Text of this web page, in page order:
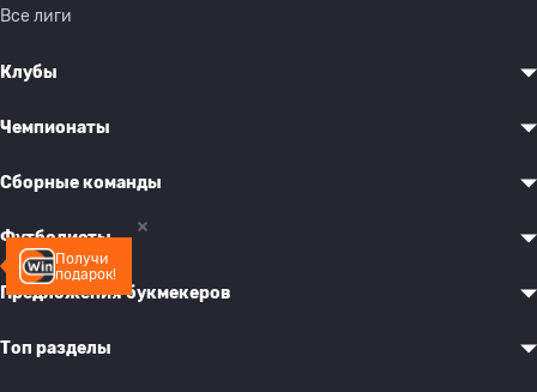
Получи
подарок!
Все лиги
Клубы
Чемпионаты
Сборные команды
Футболисты
Предложения букмекеров
Топ разделы